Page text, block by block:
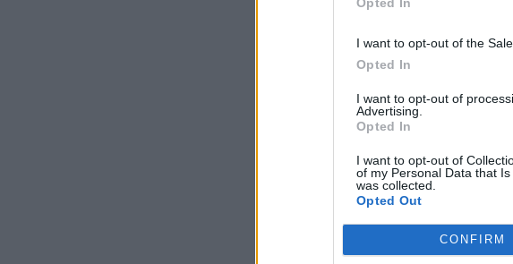
I want to opt-out of the
Opted In
I want to opt-out of
Advertising.
Opted In
I want to opt-out of
of my Personal Data that
was collected.
Opted Out
CONFIRM